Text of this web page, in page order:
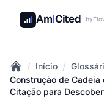
AmICited by
Home
/ Início /
Construção de Cadeia
Citação para